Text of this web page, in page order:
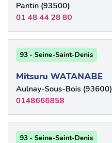
Pantin (93500)
01 48 44 28 80
93 - Seine-Saint-Denis
Mitsuru WATANABE
Aulnay-Sous-Bois (93600)
0148666858
93 - Seine-Saint-Denis